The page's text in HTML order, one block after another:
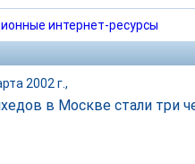
интернет-ресурсы
2002 г.,
в Москве стали три